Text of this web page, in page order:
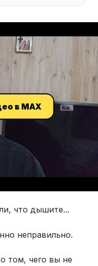
в MAX
что дышите...
неправильно.
том, чего вы не